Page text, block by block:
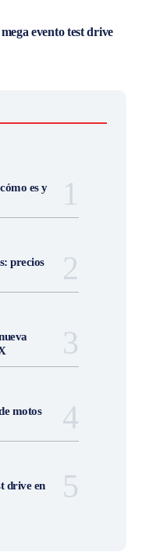
evento test drive
es y
precios
motos
drive en